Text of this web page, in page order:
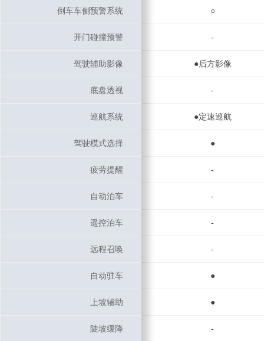
倒车车侧预警系统 ○
开门碰撞预警 -
驾驶辅助影像 ●后方影像
底盘透视 -
巡航系统 ●定速巡航
驾驶模式选择 ●
疲劳提醒 -
自动泊车 -
遥控泊车 -
远程召唤 -
自动驻车 ●
上坡辅助 ●
陡坡缓降 -
倒车车侧预警系统
开门碰撞预警
驾驶辅助影像
底盘透视
巡航系统
驾驶模式选择
疲劳提醒
自动泊车
遥控泊车
远程召唤
自动驻车
上坡辅助
陡坡缓降